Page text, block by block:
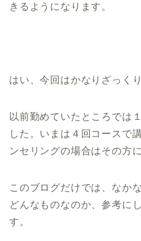
きるようになります。
はい、今回はかなりざっく
以前勤めていたところでは
した。いまは４回コースで
ンセリングの場合はその方
このブログだけでは、なか
どんなものなのか、参考に
す。